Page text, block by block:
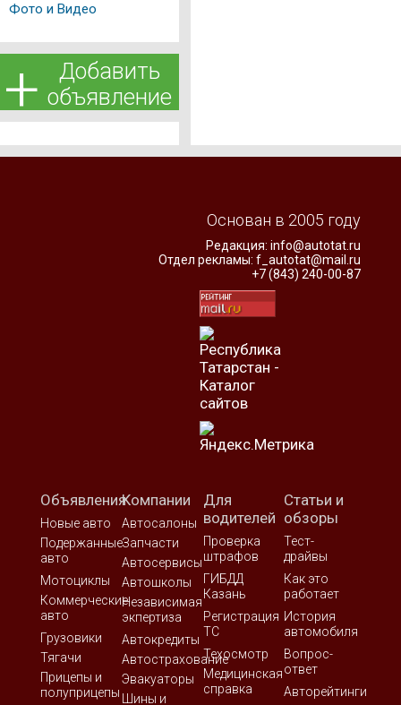
Фото и Видео
+
Добавить
объявление
Основан в 2005 году
Редакция: info@autotat.ru
Отдел рекламы: f_autotat@mail.ru
+7 (843) 240-00-87
Объявления
Новые авто
Подержанные
авто
Мотоциклы
Коммерческие
авто
Грузовики
Тягачи
Прицепы и
полуприцепы
Компании
Автосалоны
Запчасти
Автосервисы
Автошколы
Независимая
экпертиза
Автокредиты
Автострахование
Эвакуаторы
Шины и
Для
водителей
Проверка
штрафов
ГИБДД
Казань
Регистрация
ТС
Техосмотр
Медицинская
справка
Статьи и
обзоры
Тест-
драйвы
Как это
работает
История
автомобиля
Вопрос-
ответ
Авторейтинги